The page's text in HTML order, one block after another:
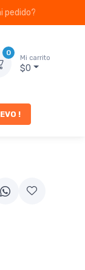
pedido?
0
Mi carrito
$0
!